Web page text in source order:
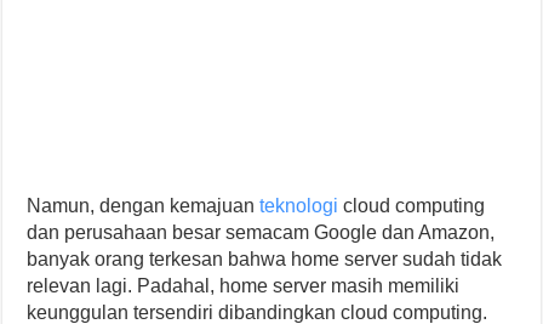
Namun, dengan kemajuanteknologi cloud computing
dan perusahaan besar semacam Google dan Amazon,
banyak orang terkesan bahwa home server sudah tidak
relevan lagi. Padahal, home server masih memiliki
keunggulan tersendiri dibandingkan cloud computing.